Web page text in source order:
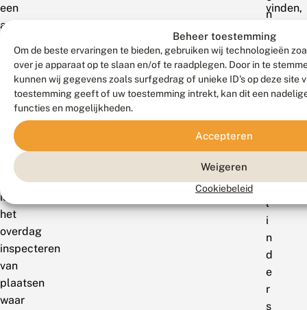
Beheer toestemming
Om de beste ervaringen te bieden, gebruiken wij technologieën
over je apparaat op te slaan en/of te raadplegen. Door in te
kunnen wij gegevens zoals surfgedrag of unieke ID's op deze site
toestemming geeft of uw toestemming intrekt, kan dit een
functies en mogelijkheden.
Accepteren
Weigeren
Cookiebeleid
een
andere
Een
andere
eenvoudige
manier
om
nachtvlinders
zoeken
is
het
overdag
inspecteren
van
plaatsen
waar
n
v
e
e
l
n
a
h
v
l
i
n
d
e
r
s
vinden,
men
niet
zomaar
overal